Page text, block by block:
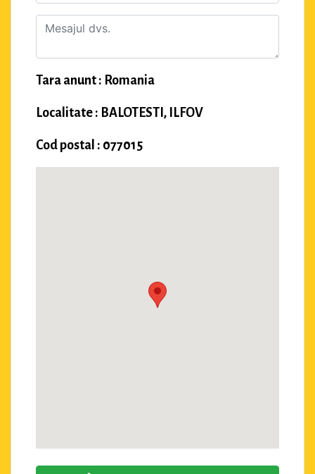
Tara anunt : Romania
Localitate : BALOTESTI, ILFOV
Cod postal : 077015